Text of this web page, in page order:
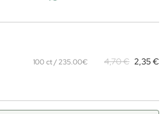
100 ct / 235.00€ 4,70 € 2,35 €